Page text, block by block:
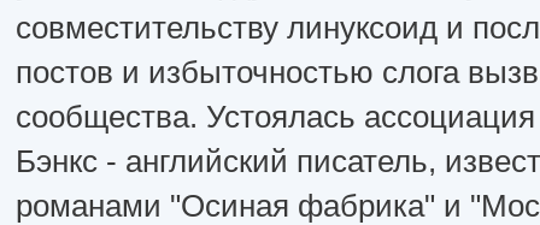
совместительству линуксоид и
постов и избыточностью слога
сообщества. Устоялась
Бэнкс - английский писатель,
романами "Осиная фабрика" и